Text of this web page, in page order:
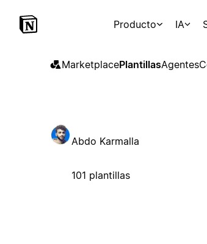
Producto IA
MarketplacePlantillasAgentes
Abdo Karmalla
101 plantillas